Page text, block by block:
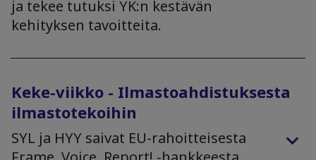
ja tekee tutuksi YK:n kestävän
kehityksen tavoitteita.
Keke-viikko - Ilmastoahdistuksesta
ilmastotekoihin
SYL ja HYY saivat EU-rahoitteisesta